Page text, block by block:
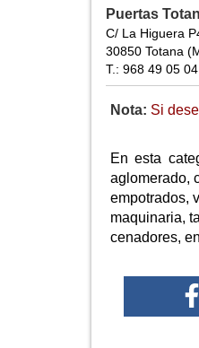
Puertas
C/ La Higuera
30850 Totana
T.: 968 49 05 04
Nota: Si
En esta
aglomerado,
empotrados,
maquinaria,
cenadores,